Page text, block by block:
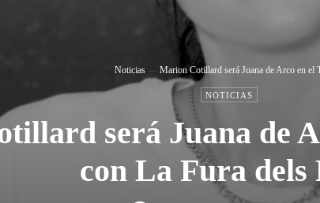
Noticias Marion Cotillard será Juana de Arco en el
NOTICIAS
será Juana de
con La Fura dels